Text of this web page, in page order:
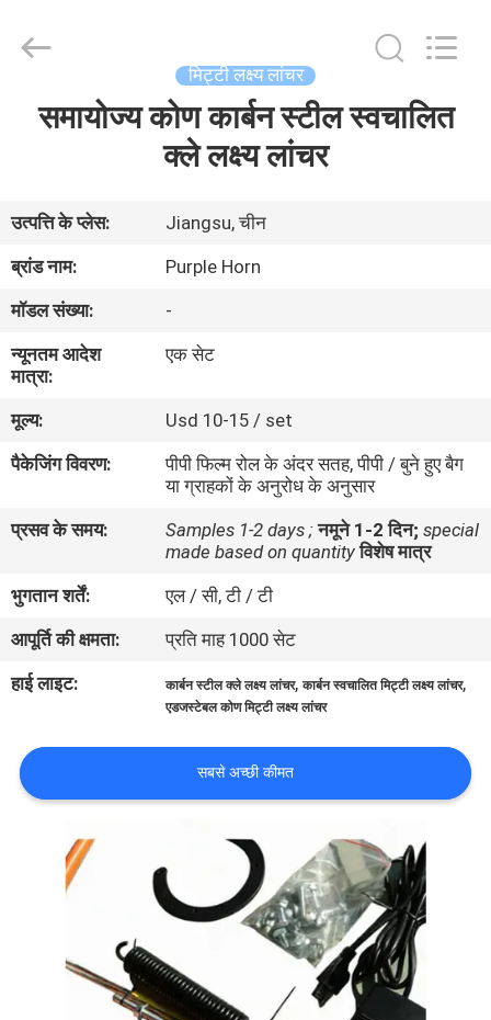
हमारे
बारे
कारखाना
भ्रमण
गुणवत्ता
संपर्क
करें
एक
उद्धरण
Commerce
Reserved.
मिट्टी लक्ष्य लांचर
समायोज्य कोण कार्बन स्टील स्वचालित
क्ले लक्ष्य लांचर
उत्पत्ति के प्लेस:
Jiangsu, चीन
ब्रांड नाम:
Purple Horn
मॉडल संख्या:
-
न्यूनतम आदेश
मात्रा:
एक सेट
मूल्य:
Usd 10-15 / set
पैकेजिंग विवरण:
पीपी फिल्म रोल के अंदर सतह, पीपी / बुने हुए बैग
या ग्राहकों के अनुरोध के अनुसार
प्रसव के समय:
Samples 1-2 days ; नमूने 1-2 दिन; special
made based on quantity विशेष मात्र
भुगतान शर्तें:
एल / सी, टी / टी
आपूर्ति की क्षमता:
प्रति माह 1000 सेट
हाई लाइट:
कार्बन स्टील क्ले लक्ष्य लांचर,कार्बन स्वचालित मिट्टी लक्ष्य लांचर,
एडजस्टेबल कोण मिट्टी लक्ष्य लांचर
सबसे अच्छी कीमत